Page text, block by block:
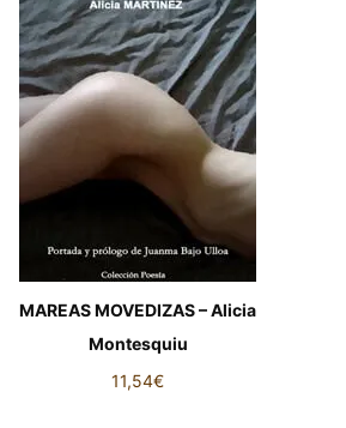
MAREAS MOVEDIZAS – Alicia
Montesquiu
11,54€